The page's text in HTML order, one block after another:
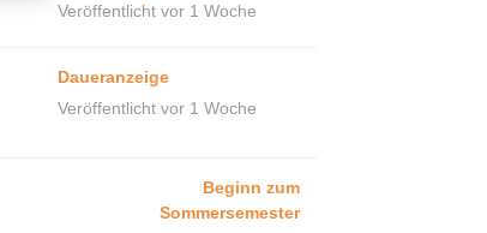
Veröffentlicht vor 1 Woche
Daueranzeige
Veröffentlicht vor 1 Woche
Beginn zum
Sommersemester